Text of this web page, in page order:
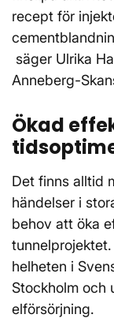
recept för
säger Ulrika
Anneberg-
Ökad
Det finns alltid
händelser i
behov att öka
helheten i
Stockholm och
elförsörjning.